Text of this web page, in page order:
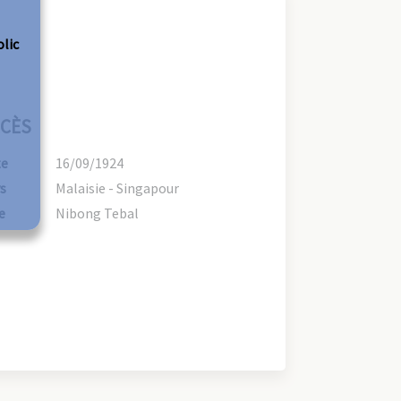
16/09/1924
Malaisie - Singapour
Nibong Tebal